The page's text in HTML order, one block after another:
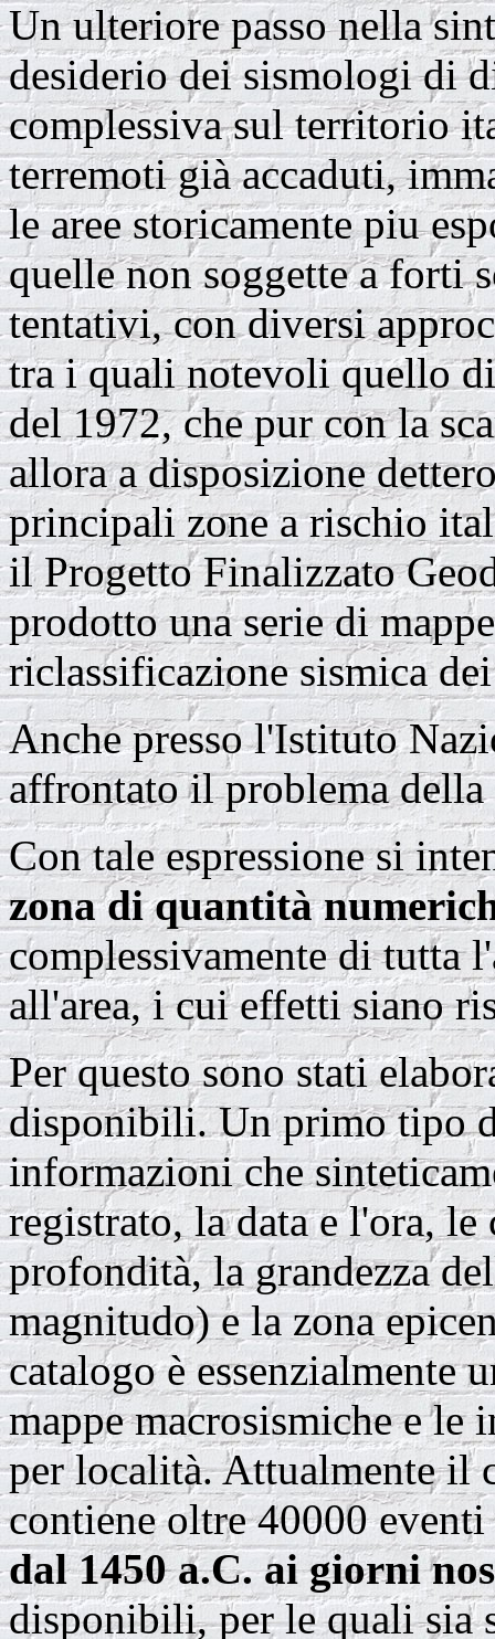
Un ulteriore passo nella
desiderio dei sismologi di
complessiva sul territorio
terremoti già accaduti,
le aree storicamente piu
quelle non soggette a forti
tentativi, con diversi
tra i quali notevoli quello
del 1972, che pur con la
allora a disposizione
principali zone a rischio
il Progetto Finalizzato
prodotto una serie di
riclassificazione sismica
Anche presso l'Istituto
affrontato il problema della
Con tale espressione si
zona di quantità
complessivamente di tutta
all'area, i cui effetti siano
Per questo sono stati
disponibili. Un primo tipo
informazioni che
registrato, la data e l'ora,
profondità, la grandezza
magnitudo) e la zona
catalogo è essenzialmente
mappe macrosismiche e
per località. Attualmente il
contiene oltre 40000
dal 1450 a.C. ai giorni
disponibili, per le quali sia